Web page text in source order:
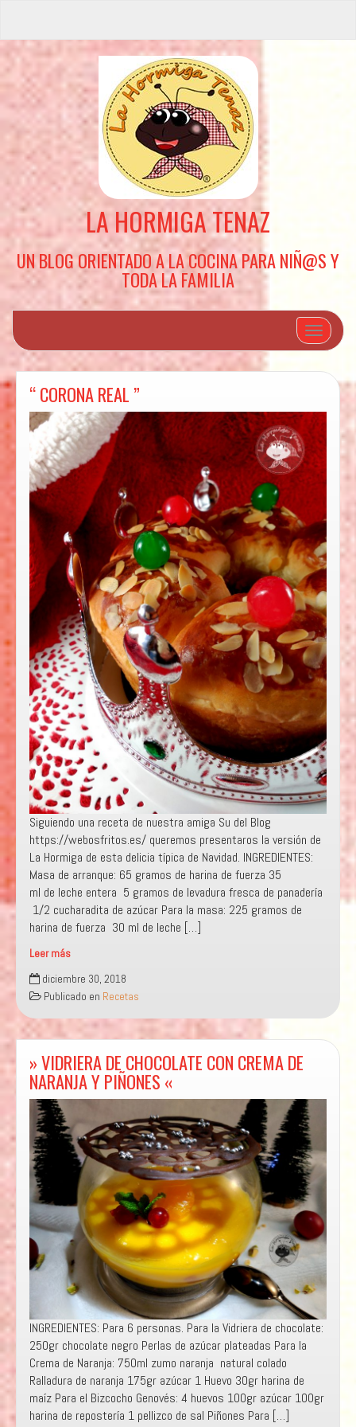
LA HORMIGA TENAZ
UN BLOG ORIENTADO A LA COCINA PARA NIÑ@S Y
TODA LA FAMILIA
Cambiar
“ CORONA REAL ”
Siguiendo una receta de nuestra amiga Su del Blog
https://webosfritos.es/ queremos presentaros la versión de
La Hormiga de esta delicia típica de Navidad. INGREDIENTES:
Masa de arranque: 65 gramos de harina de fuerza 35
ml de leche entera 5 gramos de levadura fresca de panadería
1/2 cucharadita de azúcar Para la masa: 225 gramos de
harina de fuerza 30 ml de leche […]
Leer más
“
CORONA
REAL
”
diciembre 30, 2018
Publicado en Recetas
» VIDRIERA DE CHOCOLATE CON CREMA DE
NARANJA Y PIÑONES «
INGREDIENTES: Para 6 personas. Para la Vidriera de chocolate:
250gr chocolate negro Perlas de azúcar plateadas Para la
Crema de Naranja: 750ml zumo naranja natural colado
Ralladura de naranja 175gr azúcar 1 Huevo 30gr harina de
maíz Para el Bizcocho Genovés: 4 huevos 100gr azúcar 100gr
harina de repostería 1 pellizco de sal Piñones Para […]